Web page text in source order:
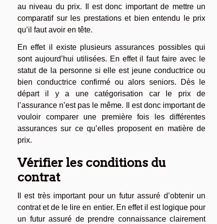
au niveau du prix. Il est donc important de mettre un
comparatif sur les prestations et bien entendu le prix
qu’il faut avoir en tête.
En effet il existe plusieurs assurances possibles qui
sont aujourd’hui utilisées. En effet il faut faire avec le
statut de la personne si elle est jeune conductrice ou
bien conductrice confirmé ou alors seniors. Dès le
départ il y a une catégorisation car le prix de
l’assurance n’est pas le même. Il est donc important de
vouloir comparer une première fois les différentes
assurances sur ce qu’elles proposent en matière de
prix.
Vérifier les conditions du
contrat
Il est très important pour un futur assuré d’obtenir un
contrat et de le lire en entier. En effet il est logique pour
un futur assuré de prendre connaissance clairement